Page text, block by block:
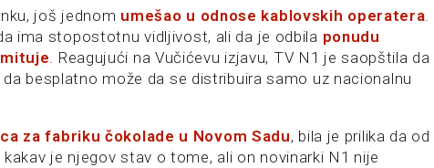
još jednom umešao u odnose kablovskih operatera.
ima stopostotnu vidljivost, ali da je odbila ponudu
. Reagujući na Vučićevu izjavu, TV N1 je saopštila da
besplatno može da se distribuira samo uz nacionalnu
za fabriku čokolade u Novom Sadu, bila je prilika da od
je njegov stav o tome, ali on novinarki N1 nije